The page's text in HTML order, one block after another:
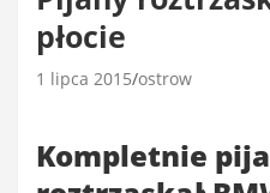
płocie
1 lipca 2015 ostrow
Kompletnie